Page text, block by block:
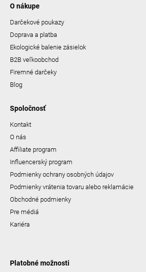
O nákupe
Darčekové poukazy
Doprava a platba
Ekologické balenie zásielok
B2B veľkoobchod
Firemné darčeky
Blog
Spoločnosť
Kontakt
O nás
Affiliate program
Influencerský program
Podmienky ochrany osobných údajov
Podmienky vrátenia tovaru alebo reklamácie
Obchodné podmienky
Pre médiá
Kariéra
Platobné možnosti